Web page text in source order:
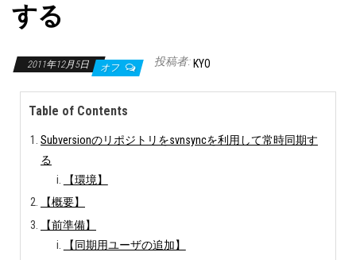
する
2011年12月5日 オフ 投稿者: KYO
Table of Contents
Subversionのリポジトリをsvnsyncを利用して常時同期す
る
【環境】
【概要】
【前準備】
【同期用ユーザの追加】